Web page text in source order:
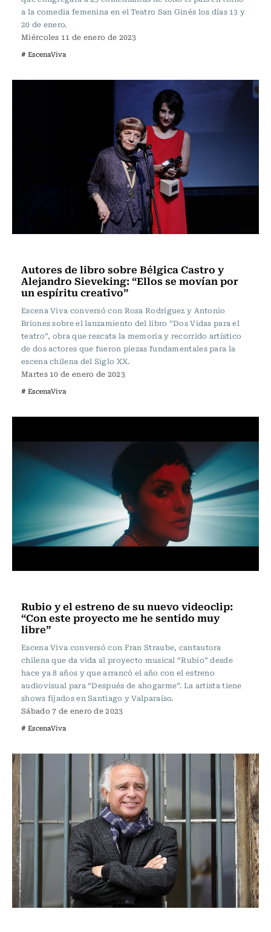
a la comedia femenina en el Teatro San Ginés los días 13 y
20 de enero.
Miércoles 11 de enero de 2023
# EscenaViva
Autores de libro sobre Bélgica Castro y
Alejandro Sieveking: “Ellos se movían por
un espíritu creativo”
Escena Viva conversó con Rosa Rodríguez y Antonio
Briones sobre el lanzamiento del libro “Dos Vidas para el
teatro”, obra que rescata la memoria y recorrido artístico
de dos actores que fueron piezas fundamentales para la
escena chilena del Siglo XX.
Martes 10 de enero de 2023
# EscenaViva
Rubio y el estreno de su nuevo videoclip:
“Con este proyecto me he sentido muy
libre”
Escena Viva conversó con Fran Straube, cantautora
chilena que da vida al proyecto musical “Rubio” desde
hace ya 8 años y que arrancó el año con el estreno
audiovisual para “Después de ahogarme”. La artista tiene
shows fijados en Santiago y Valparaíso.
Sábado 7 de enero de 2023
# EscenaViva